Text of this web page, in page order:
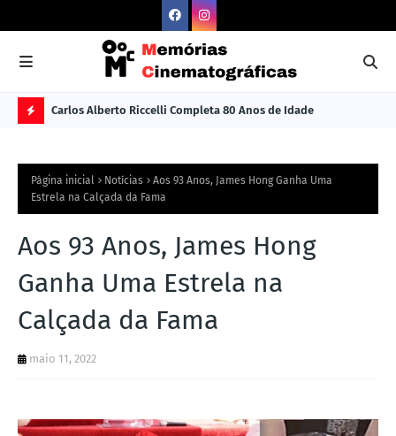
L
TI
M
A
O
A
Carlos Alberto Riccelli Completa 80 Anos de Idade
Página inicial Notícias
Aos 93 Anos, James Hong Ganha Uma
Estrela na Calçada da Fama
Aos 93 Anos, James Hong
Ganha Uma Estrela na
Calçada da Fama
maio 11, 2022